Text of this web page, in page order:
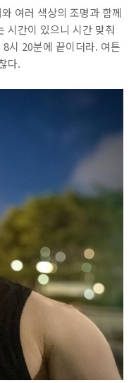
여러 색상의 조명과 함께
시간이 있으니 시간 맞춰
시 20분에 끝이더라. 여튼
다.